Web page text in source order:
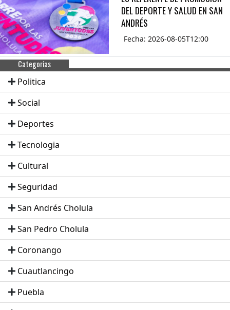
DEL DEPORTE Y SALUD EN SAN
ANDRÉS
Fecha: 2026-08-05T12:00
Categorias
Politica
Social
Deportes
Tecnologia
Cultural
Seguridad
San Andrés Cholula
San Pedro Cholula
Coronango
Cuautlancingo
Puebla